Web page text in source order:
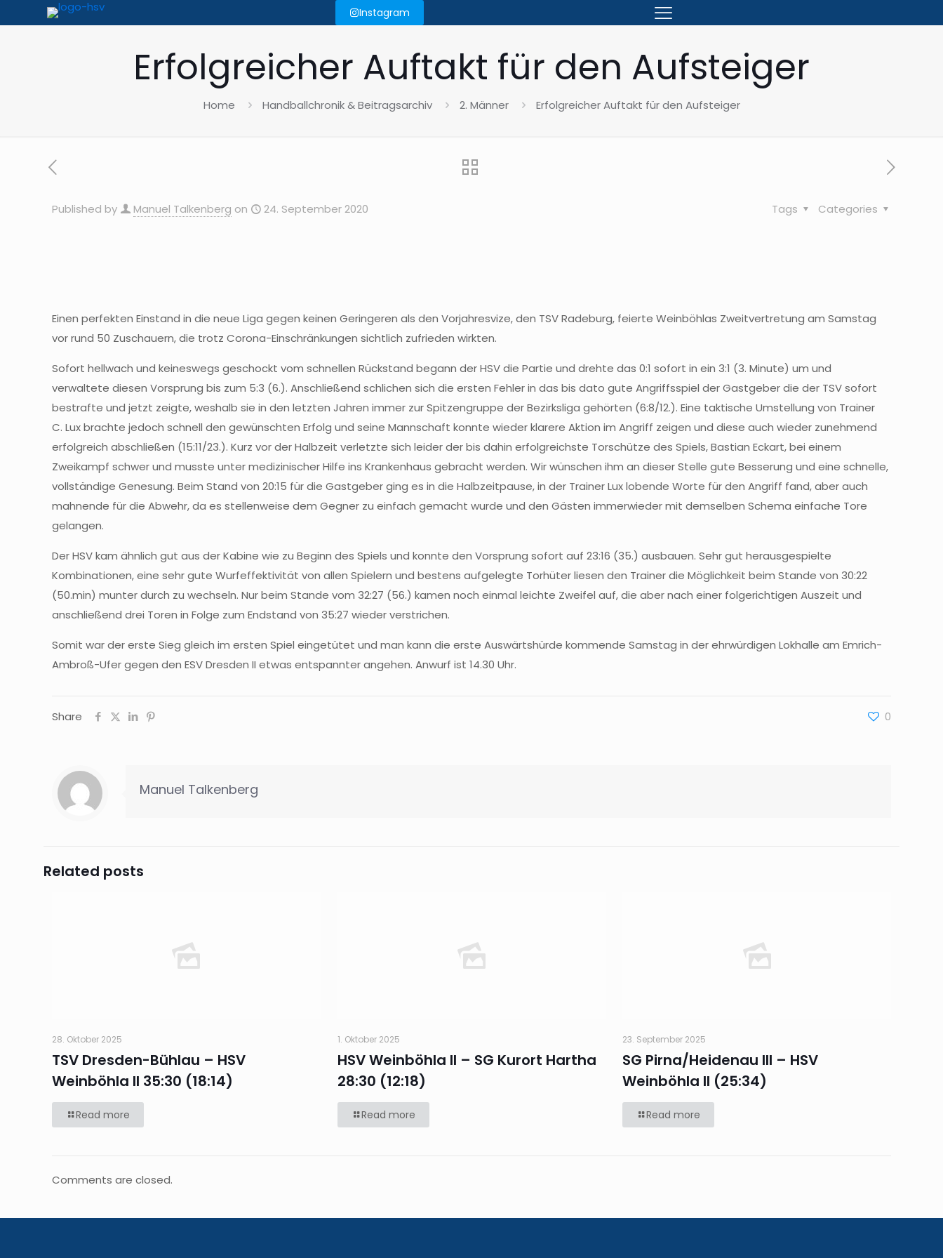
Instagram
Erfolgreicher Auftakt für den Aufsteiger
Home Handballchronik & Beitragsarchiv 2. Männer Erfolgreicher Auftakt für den Aufsteiger
Published by Manuel Talkenberg on 24. September 2020 Categories
Tags
Einen perfekten Einstand in die neue Liga gegen keinen Geringeren als den Vorjahresvize, den TSV Radeburg, feierte Weinböhlas Zweitvertretung am Samstag
vor rund 50 Zuschauern, die trotz Corona-Einschränkungen sichtlich zufrieden wirkten.
Sofort hellwach und keineswegs geschockt vom schnellen Rückstand begann der HSV die Partie und drehte das 0:1 sofort in ein 3:1 (3. Minute) um und
verwaltete diesen Vorsprung bis zum 5:3 (6.). Anschließend schlichen sich die ersten Fehler in das bis dato gute Angriffsspiel der Gastgeber die der TSV sofort
bestrafte und jetzt zeigte, weshalb sie in den letzten Jahren immer zur Spitzengruppe der Bezirksliga gehörten (6:8/12.). Eine taktische Umstellung von Trainer
C. Lux brachte jedoch schnell den gewünschten Erfolg und seine Mannschaft konnte wieder klarere Aktion im Angriff zeigen und diese auch wieder zunehmend
erfolgreich abschließen (15:11/23.). Kurz vor der Halbzeit verletzte sich leider der bis dahin erfolgreichste Torschütze des Spiels, Bastian Eckart, bei einem
Zweikampf schwer und musste unter medizinischer Hilfe ins Krankenhaus gebracht werden. Wir wünschen ihm an dieser Stelle gute Besserung und eine schnelle,
vollständige Genesung. Beim Stand von 20:15 für die Gastgeber ging es in die Halbzeitpause, in der Trainer Lux lobende Worte für den Angriff fand, aber auch
mahnende für die Abwehr, da es stellenweise dem Gegner zu einfach gemacht wurde und den Gästen immerwieder mit demselben Schema einfache Tore
gelangen.
Der HSV kam ähnlich gut aus der Kabine wie zu Beginn des Spiels und konnte den Vorsprung sofort auf 23:16 (35.) ausbauen. Sehr gut herausgespielte
Kombinationen, eine sehr gute Wurfeffektivität von allen Spielern und bestens aufgelegte Torhüter liesen den Trainer die Möglichkeit beim Stande von 30:22
(50.min) munter durch zu wechseln. Nur beim Stande vom 32:27 (56.) kamen noch einmal leichte Zweifel auf, die aber nach einer folgerichtigen Auszeit und
anschließend drei Toren in Folge zum Endstand von 35:27 wieder verstrichen.
Somit war der erste Sieg gleich im ersten Spiel eingetütet und man kann die erste Auswärtshürde kommende Samstag in der ehrwürdigen Lokhalle am Emrich-
Ambroß-Ufer gegen den ESV Dresden II etwas entspannter angehen. Anwurf ist 14.30 Uhr.
Share 0
Manuel Talkenberg
Related posts
28. Oktober 2025
TSV Dresden-Bühlau – HSV
Weinböhla II 35:30 (18:14)
Read more
1. Oktober 2025
HSV Weinböhla II – SG Kurort Hartha
28:30 (12:18)
Read more
23. September 2025
SG Pirna/Heidenau III – HSV
Weinböhla II (25:34)
Read more
Comments are closed.